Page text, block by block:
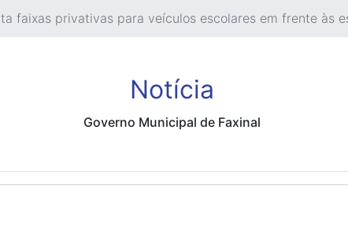
faixas privativas para veículos escolares em frente às
Notícia
Governo Municipal de Faxinal